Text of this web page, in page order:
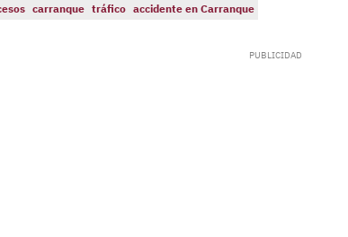
carranque tráfico accidente en Carranque